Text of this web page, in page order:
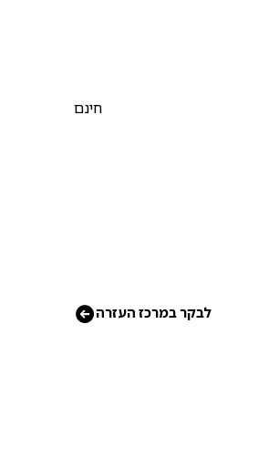
חינם
לבקר במרכז העזרה